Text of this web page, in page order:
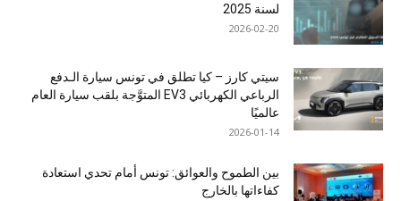
لسنة 2025
2026-02-20
سيتي كارز – كيا تطلق في تونس سيارة الـدفع
الرباعي الكهربائي EV3 المتوَّجة بلقب سيارة العام
عالميًا
2026-01-14
بين الطموح والعوائق: تونس أمام تحدي استعادة
كفاءاتها بالخارج